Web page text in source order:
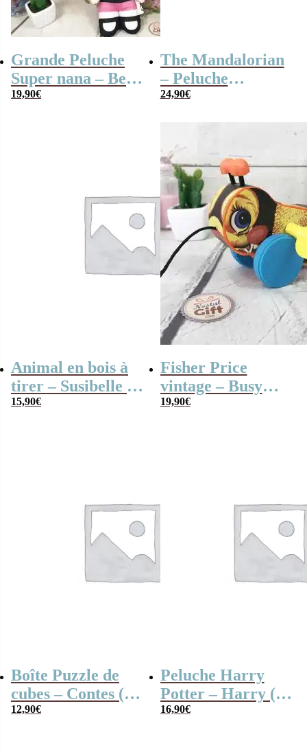
Grande Peluche
Super nana – Belle
(35 cm)
19,90€
The Mandalorian
– Peluche
Grogu/Bébé Yoda
24,90€
Animal en bois à
tirer – Susibelle le
mouton
15,90€
Fisher Price
vintage – Busy
l’abeille
19,90€
Boîte Puzzle de
cubes – Contes (9
pièces )
12,90€
Peluche Harry
Potter – Harry (28
cm)
16,90€